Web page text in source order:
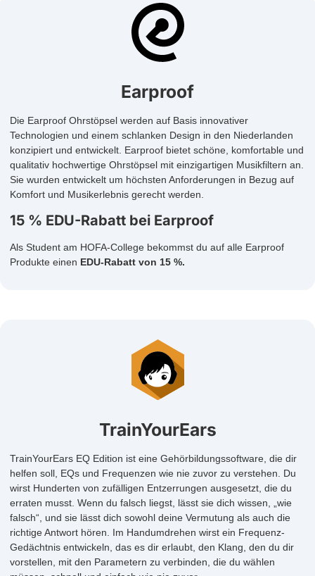
Earproof
Die Earproof Ohrstöpsel werden auf Basis innovativer
Technologien und einem schlanken Design in den Niederlanden
konzipiert und entwickelt. Earproof bietet schöne, komfortable und
qualitativ hochwertige Ohrstöpsel mit einzigartigen Musikfiltern an.
Sie wurden entwickelt um höchsten Anforderungen in Bezug auf
Komfort und Musikerlebnis gerecht werden.
15 % EDU-Rabatt bei Earproof
Als Student am HOFA-College bekommst du auf alle Earproof
Produkte einen EDU-Rabatt von 15 %.
TrainYourEars
TrainYourEars EQ Edition ist eine Gehörbildungssoftware, die dir
helfen soll, EQs und Frequenzen wie nie zuvor zu verstehen. Du
wirst Hunderten von zufälligen Entzerrungen ausgesetzt, die du
erraten musst. Wenn du falsch liegst, lässt sie dich wissen, „wie
falsch“, und sie lässt dich sowohl deine Vermutung als auch die
richtige Antwort hören. Im Handumdrehen wirst ein Frequenz-
Gedächtnis entwickeln, das es dir erlaubt, den Klang, den du dir
vorstellen, mit den Parametern zu verbinden, die du wählen